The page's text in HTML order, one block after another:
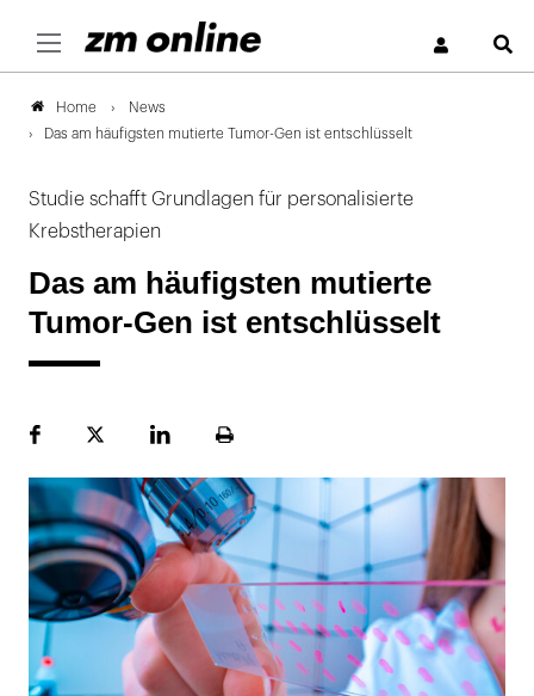
Home
News
Das am häufigsten mutierte Tumor-Gen ist entschlüsselt
Studie schafft Grundlagen für personalisierte
Krebstherapien
Das am häufigsten mutierte
Tumor-Gen ist entschlüsselt
FacebookPlattformLinekdInSeite